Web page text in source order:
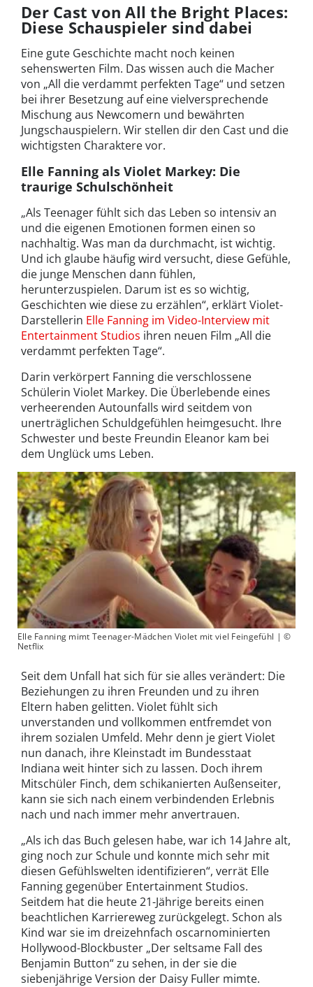
Der Cast von All the Bright Places:
Diese Schauspieler sind dabei
Eine gute Geschichte macht noch keinen
sehenswerten Film. Das wissen auch die Macher
von „All die verdammt perfekten Tage“ und setzen
bei ihrer Besetzung auf eine vielversprechende
Mischung aus Newcomern und bewährten
Jungschauspielern. Wir stellen dir den Cast und die
wichtigsten Charaktere vor.
Elle Fanning als Violet Markey: Die
traurige Schulschönheit
„Als Teenager fühlt sich das Leben so intensiv an
und die eigenen Emotionen formen einen so
nachhaltig. Was man da durchmacht, ist wichtig.
Und ich glaube häufig wird versucht, diese Gefühle,
die junge Menschen dann fühlen,
herunterzuspielen. Darum ist es so wichtig,
Geschichten wie diese zu erzählen“, erklärt Violet-
Darstellerin Elle Fanning im Video-Interview mit
Entertainment Studios ihren neuen Film „All die
verdammt perfekten Tage“.
Darin verkörpert Fanning die verschlossene
Schülerin Violet Markey. Die Überlebende eines
verheerenden Autounfalls wird seitdem von
unerträglichen Schuldgefühlen heimgesucht. Ihre
Schwester und beste Freundin Eleanor kam bei
dem Unglück ums Leben.
Elle Fanning mimt Teenager-Mädchen Violet mit viel Feingefühl | ©
Netflix
Seit dem Unfall hat sich für sie alles verändert: Die
Beziehungen zu ihren Freunden und zu ihren
Eltern haben gelitten. Violet fühlt sich
unverstanden und vollkommen entfremdet von
ihrem sozialen Umfeld. Mehr denn je giert Violet
nun danach, ihre Kleinstadt im Bundesstaat
Indiana weit hinter sich zu lassen. Doch ihrem
Mitschüler Finch, dem schikanierten Außenseiter,
kann sie sich nach einem verbindenden Erlebnis
nach und nach immer mehr anvertrauen.
„Als ich das Buch gelesen habe, war ich 14 Jahre alt,
ging noch zur Schule und konnte mich sehr mit
diesen Gefühlswelten identifizieren“, verrät Elle
Fanning gegenüber Entertainment Studios.
Seitdem hat die heute 21-Jährige bereits einen
beachtlichen Karriereweg zurückgelegt. Schon als
Kind war sie im dreizehnfach oscarnominierten
Hollywood-Blockbuster „Der seltsame Fall des
Benjamin Button“ zu sehen, in der sie die
siebenjährige Version der Daisy Fuller mimte.